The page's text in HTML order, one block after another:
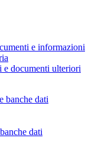
e informazioni
e documenti ulteriori
banche dati
dati